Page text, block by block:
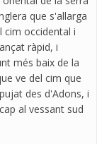
que s'allarga
cim occidental i
ràpid, i
més baix de la
ve del cim que
des d'Adons, i
al vessant sud